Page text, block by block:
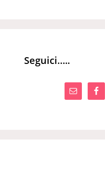
Seguici…..